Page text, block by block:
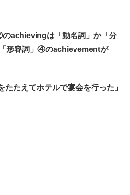
achievingは「動名詞」か「分
形容詞」④のachievementが
たたえてホテルで宴会を行った」